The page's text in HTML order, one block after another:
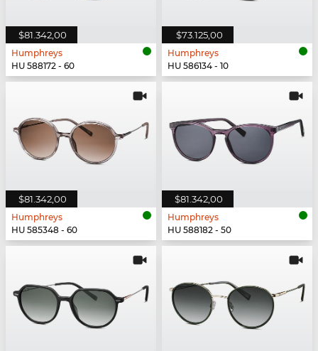
$81.342,00
Humphreys
HU 588172 - 60
$73.125,00
Humphreys
HU 586134 - 10
$81.342,00
Humphreys
HU 585348 - 60
$81.342,00
Humphreys
HU 588182 - 50